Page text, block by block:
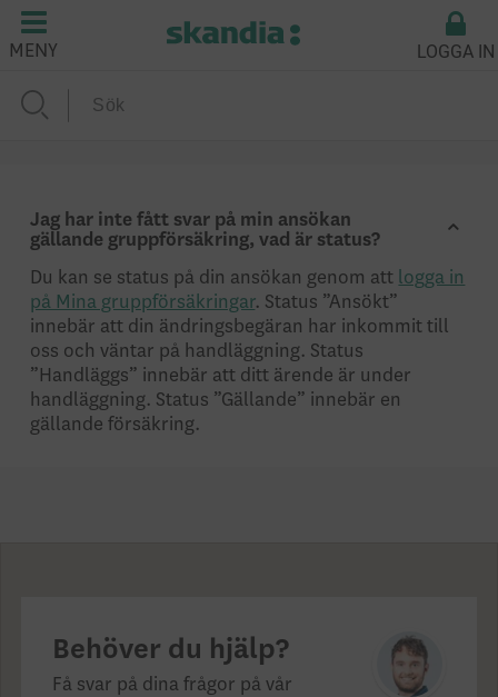
MENY LOGGA IN
Jag har inte fått svar på min ansökan
gällande gruppförsäkring, vad är status?
Du kan se status på din ansökan genom att logga in
på Mina gruppförsäkringar. Status ”Ansökt”
innebär att din ändringsbegäran har inkommit till
oss och väntar på handläggning. Status
”Handläggs” innebär att ditt ärende är under
handläggning. Status ”Gällande” innebär en
gällande försäkring.
Behöver du hjälp?
Få svar på dina frågor på vår